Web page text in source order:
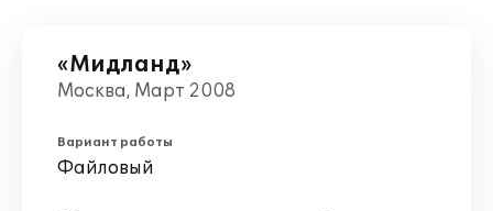
«Мидланд»
Москва, Март 2008
Вариант работы
Файловый